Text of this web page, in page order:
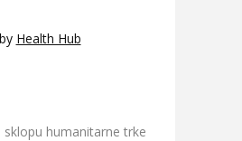
by Health Hub
sklopu humanitarne trke